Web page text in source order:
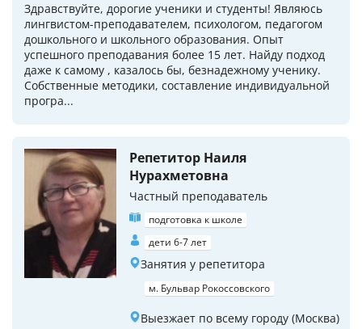
Здравствуйте, дорогие ученики и студенты! Являюсь
лингвистом-преподавателем, психологом, педагогом
дошкольного и школьного образования. Опыт
успешного преподавания более 15 лет. Найду подход
даже к самому , казалось бы, безнадежному ученику.
Собственные методики, составление индивидуальной
програ...
Репетитор Наиля
Нурахметовна
Частный преподаватель
подготовка к школе
дети 6-7 лет
Занятия у репетитора
м. Бульвар Рокоссовского
Выезжает по всему городу (Москва)